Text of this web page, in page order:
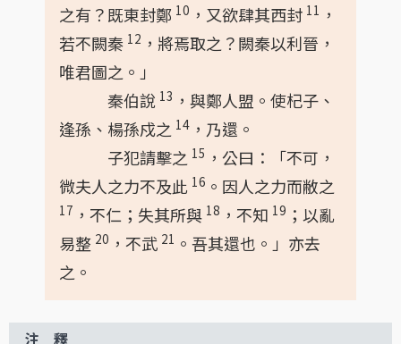
之有？既東封鄭 10 ，又欲肆其西封 11 ，
若不闕秦 12 ，將焉取之？闕秦以利晉，
唯君圖之。」
秦伯說 13 ，與鄭人盟。使杞子、
逢孫、楊孫戍之 14 ，乃還。
子犯請擊之 15 ，公曰：「不可，
微夫人之力不及此 16 。因人之力而敝之
17 ，不仁；失其所與 18 ，不知 19 ；以亂
易整 20 ，不武 21 。吾其還也。」亦去
之。
注 釋